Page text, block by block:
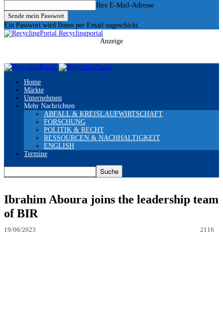
Ihre E-Mail-Adresse
Ein Passwort wird Ihnen per Email zugeschickt.
Recyclingportal
Anzeige
Home
Märkte
Unternehmen
Mehr Nachrichten
ABFALL & KREISLAUFWIRTSCHAFT
FORSCHUNG
POLITIK & RECHT
RESSOURCEN & NACHHALTIGKEIT
ENGLISH
Termine
Ibrahim Aboura joins the leadership team
of BIR
19/06/2023 2116